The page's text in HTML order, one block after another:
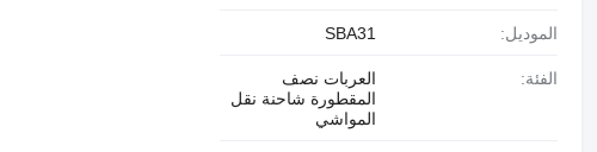
الموديل: SBA31
الفئة:
العربات نصف
المقطورة شاحنة نقل
المواشي